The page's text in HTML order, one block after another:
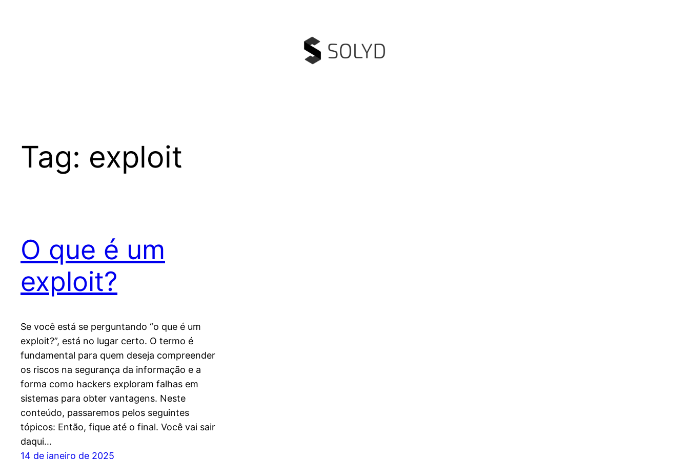
Tag: exploit
O que é um
exploit?
Se você está se perguntando “o que é um
exploit?”, está no lugar certo. O termo é
fundamental para quem deseja compreender
os riscos na segurança da informação e a
forma como hackers exploram falhas em
sistemas para obter vantagens. Neste
conteúdo, passaremos pelos seguintes
tópicos: Então, fique até o final. Você vai sair
daqui…
14 de janeiro de 2025